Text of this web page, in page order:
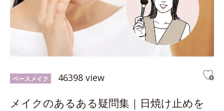
ベースメイク 46398 view
メイクのあるある疑問集｜日焼け止めを